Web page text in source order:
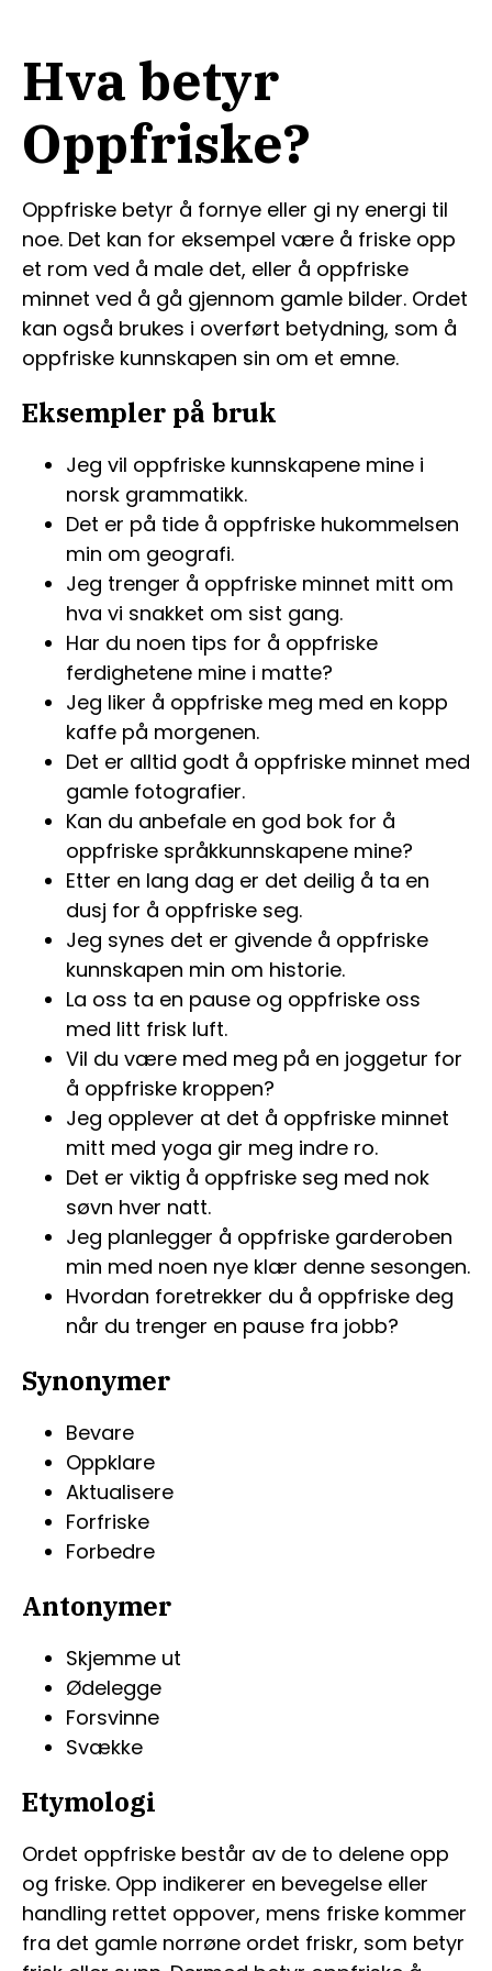
Hva betyr
Oppfriske?
Oppfriske betyr å fornye eller gi ny energi til
noe. Det kan for eksempel være å friske opp
et rom ved å male det, eller å oppfriske
minnet ved å gå gjennom gamle bilder. Ordet
kan også brukes i overført betydning, som å
oppfriske kunnskapen sin om et emne.
Eksempler på bruk
Jeg vil oppfriske kunnskapene mine i
norsk grammatikk.
Det er på tide å oppfriske hukommelsen
min om geografi.
Jeg trenger å oppfriske minnet mitt om
hva vi snakket om sist gang.
Har du noen tips for å oppfriske
ferdighetene mine i matte?
Jeg liker å oppfriske meg med en kopp
kaffe på morgenen.
Det er alltid godt å oppfriske minnet med
gamle fotografier.
Kan du anbefale en god bok for å
oppfriske språkkunnskapene mine?
Etter en lang dag er det deilig å ta en
dusj for å oppfriske seg.
Jeg synes det er givende å oppfriske
kunnskapen min om historie.
La oss ta en pause og oppfriske oss
med litt frisk luft.
Vil du være med meg på en joggetur for
å oppfriske kroppen?
Jeg opplever at det å oppfriske minnet
mitt med yoga gir meg indre ro.
Det er viktig å oppfriske seg med nok
søvn hver natt.
Jeg planlegger å oppfriske garderoben
min med noen nye klær denne sesongen.
Hvordan foretrekker du å oppfriske deg
når du trenger en pause fra jobb?
Synonymer
Bevare
Oppklare
Aktualisere
Forfriske
Forbedre
Antonymer
Skjemme ut
Ødelegge
Forsvinne
Svække
Etymologi
Ordet oppfriske består av de to delene opp
og friske. Opp indikerer en bevegelse eller
handling rettet oppover, mens friske kommer
fra det gamle norrøne ordet friskr, som betyr